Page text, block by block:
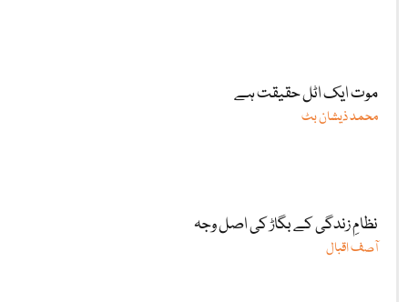
موت ایک اٹل حقیقت ہے
محمد ذیشان بٹ
نظامِ زندگی کے بگاڑ کی اصل وجہ
آصف اقبال